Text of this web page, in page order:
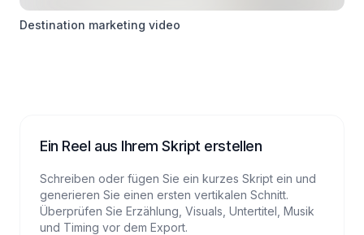
Destination marketing video
Ein Reel aus Ihrem Skript erstellen
Schreiben oder fügen Sie ein kurzes Skript ein und
generieren Sie einen ersten vertikalen Schnitt.
Überprüfen Sie Erzählung, Visuals, Untertitel, Musik
und Timing vor dem Export.